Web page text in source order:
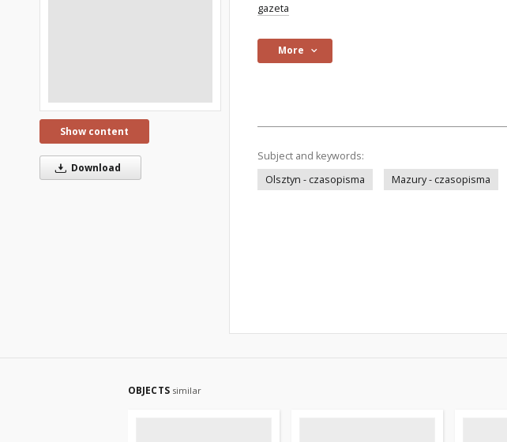
Show content
Download
gazeta
More
Subject and keywords:
Olsztyn - czasopisma
Mazury - czasopisma
OBJECTS similar